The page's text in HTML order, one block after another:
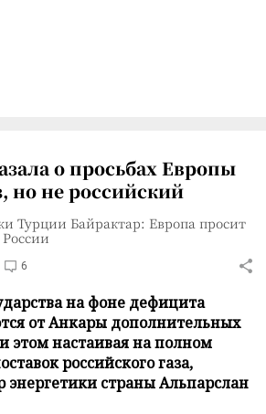
о просьбах Европы
но не российский
Турции Байрактар: Европа просит
России
6
на фоне дефицита
от Анкары дополнительных
этом настаивая на полном
российского газа,
страны Альпарслан